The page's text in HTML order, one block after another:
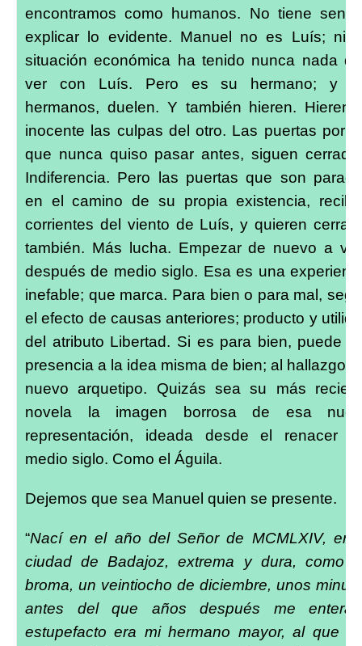
encontramos como humanos. No tiene
explicar lo evidente. Manuel no es Luís; ni
situación económica ha tenido nunca nada
ver con Luís. Pero es su hermano; y
hermanos, duelen. Y también hieren. Hieren
inocente las culpas del otro. Las puertas por
que nunca quiso pasar antes, siguen
Indiferencia. Pero las puertas que son
en el camino de su propia existencia,
corrientes del viento de Luís, y quieren
también. Más lucha. Empezar de nuevo a
después de medio siglo. Esa es una
inefable; que marca. Para bien o para mal,
el efecto de causas anteriores; producto y
del atributo Libertad. Si es para bien, puede
presencia a la idea misma de bien; al hallazgo
nuevo arquetipo. Quizás sea su más
novela la imagen borrosa de esa
representación, ideada desde el renacer
medio siglo. Como el Águila.
Dejemos que sea Manuel quien se presente.
“Nací en el año del Señor de MCMLXIV, en
ciudad de Badajoz, extrema y dura, como
broma, un veintiocho de diciembre, unos
antes del que años después me
estupefacto era mi hermano mayor, al que